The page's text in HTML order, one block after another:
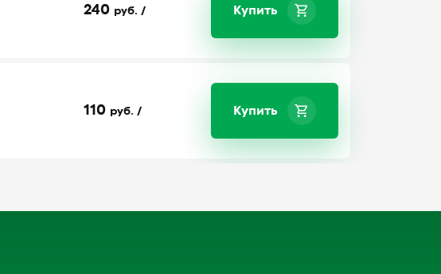
240 руб. / Купить
110 руб. / Купить